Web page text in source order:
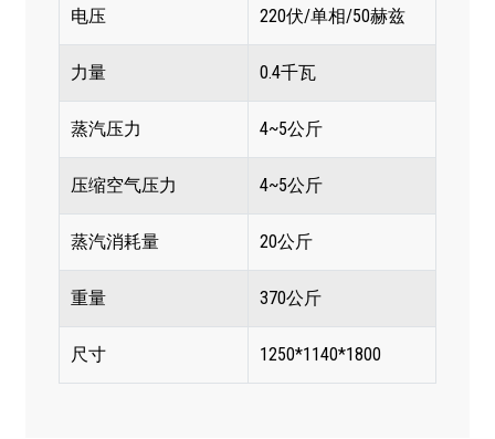
电压 220伏/单相/50赫兹
力量 0.4千瓦
蒸汽压力 4~5公斤
压缩空气压力 4~5公斤
蒸汽消耗量 20公斤
重量 370公斤
尺寸 1250*1140*1800